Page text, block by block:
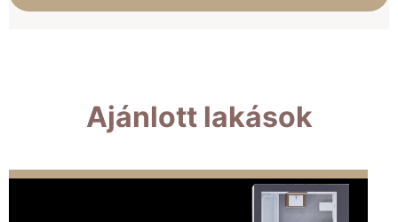
Ajánlott lakások